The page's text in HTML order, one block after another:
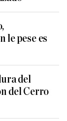
le pese es
del
del Cerro